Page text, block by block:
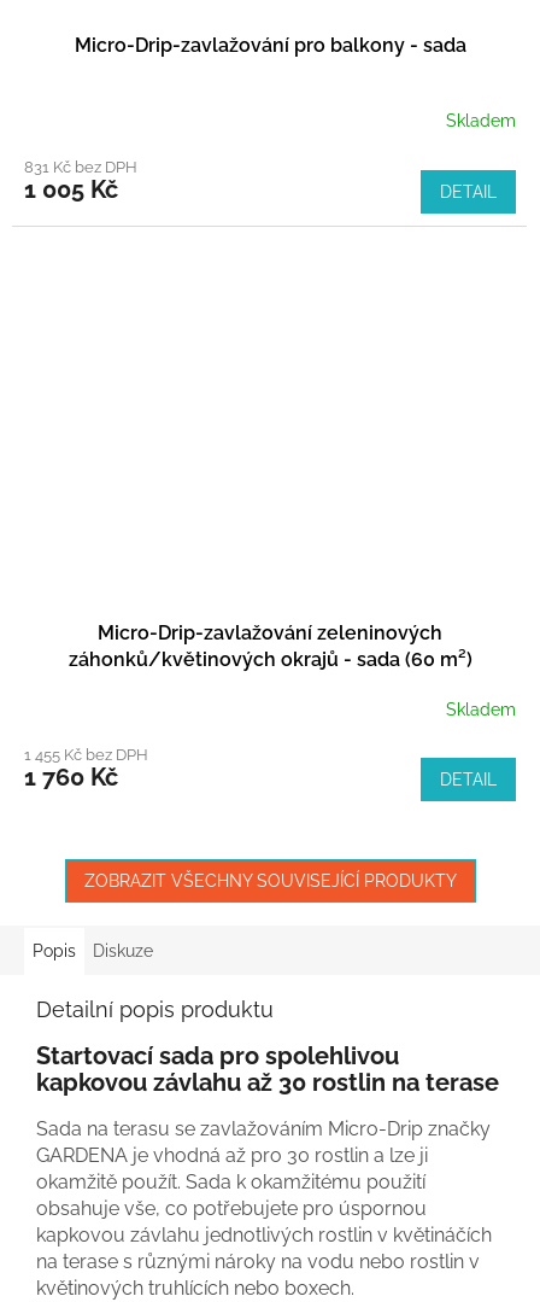
Micro-Drip-zavlažování pro balkony - sada
Skladem
831 Kč bez DPH
1 005 Kč DETAIL
Micro-Drip-zavlažování zeleninových
záhonků/květinových okrajů - sada (60 m²)
Skladem
1 455 Kč bez DPH
1 760 Kč DETAIL
ZOBRAZIT VŠECHNY SOUVISEJÍCÍ PRODUKTY
Popis Diskuze
Detailní popis produktu
Startovací sada pro spolehlivou
kapkovou závlahu až 30 rostlin na terase
Sada na terasu se zavlažováním Micro-Drip značky
GARDENA je vhodná až pro 30 rostlin a lze ji
okamžitě použít. Sada k okamžitému použití
obsahuje vše, co potřebujete pro úspornou
kapkovou závlahu jednotlivých rostlin v květináčích
na terase s různými nároky na vodu nebo rostlin v
květinových truhlících nebo boxech.